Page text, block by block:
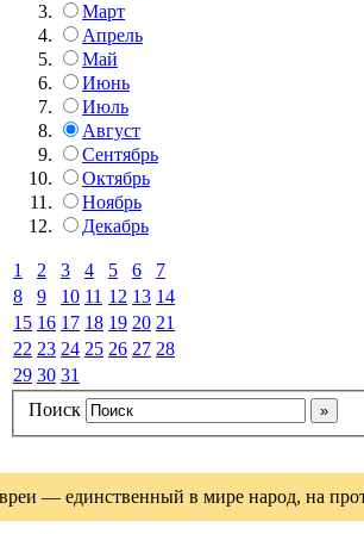
Март
Апрель
Май
Июнь
Июль
Август
Сентябрь
Октябрь
Ноябрь
Декабрь
1 2 3 4 5 6
7
8
9 10 11 12 13 14
15 16 17 18 19 20 21
22 23 24 25 26 27 28
29 30 31
Поиск
— единственный в мире народ, на